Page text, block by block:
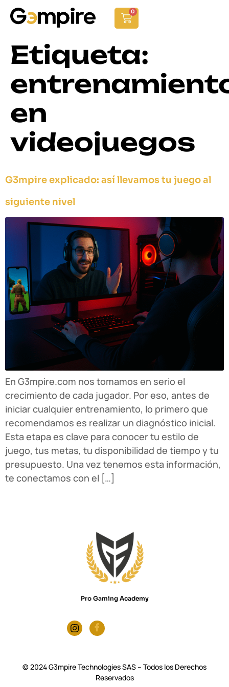
0
Etiqueta:
en
videojuegos
G3mpire explicado: así llevamos tu juego al
siguiente nivel
En G3mpire.com nos tomamos en serio el
crecimiento de cada jugador. Por eso, antes de
iniciar cualquier entrenamiento, lo primero que
recomendamos es realizar un diagnóstico inicial.
Esta etapa es clave para conocer tu estilo de
juego, tus metas, tu disponibilidad de tiempo y tu
presupuesto. Una vez tenemos esta información,
te conectamos con el […]
Pro Gaming Academy
© 2024 G3mpire Technologies SAS – Todos los Derechos
Reservados